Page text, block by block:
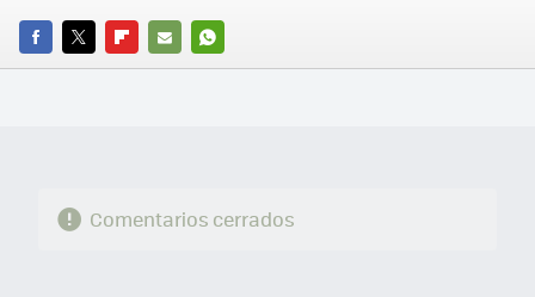
FACEBOOK
TWITTERFLIPBOARD
E-
WHATSAPP
Comentarios cerrados